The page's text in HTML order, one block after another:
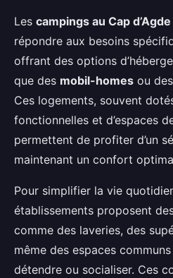
Les campings au Cap d’Agde
répondre aux besoins
offrant des options
que des mobil-homes ou
Ces logements, souvent
fonctionnelles et d’espaces
permettent de profiter d’un
maintenant un confort
Pour simplifier la vie
établissements proposent
comme des laveries, des
même des espaces
détendre ou socialiser. Ces